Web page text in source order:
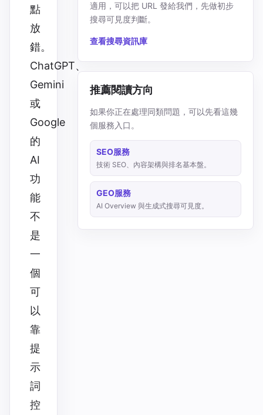
點
放
錯。
ChatGPT、
Gemini
或
Google
的
AI
功
能
不
是
一
個
可
以
靠
提
示
詞
控
適用，可以把 URL 發給我們，先做初步
搜尋可見度判斷。
查看搜尋資訊庫
推薦閱讀方向
如果你正在處理同類問題，可以先看這幾
個服務入口。
SEO服務
技術 SEO、內容架構與排名基本盤。
GEO服務
AI Overview 與生成式搜尋可見度。